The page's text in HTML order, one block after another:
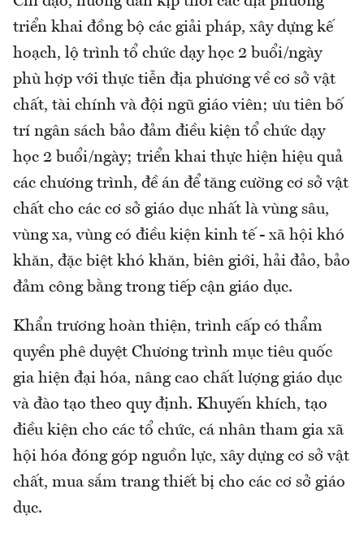
triển khai đồng bộ các giải pháp, xây dựng kế
hoạch, lộ trình tổ chức dạy học 2 buổi/ngày
phù hợp với thực tiễn địa phương về cơ sở vật
chất, tài chính và đội ngũ giáo viên; ưu tiên bố
trí ngân sách bảo đảm điều kiện tổ chức dạy
học 2 buổi/ngày; triển khai thực hiện hiệu quả
các chương trình, đề án để tăng cường cơ sở vật
chất cho các cơ sở giáo dục nhất là vùng sâu,
vùng xa, vùng có điều kiện kinh tế - xã hội khó
khăn, đặc biệt khó khăn, biên giới, hải đảo, bảo
đảm công bằng trong tiếp cận giáo dục.
Khẩn trương hoàn thiện, trình cấp có thẩm
quyền phê duyệt Chương trình mục tiêu quốc
gia hiện đại hóa, nâng cao chất lượng giáo dục
và đào tạo theo quy định. Khuyến khích, tạo
điều kiện cho các tổ chức, cá nhân tham gia xã
hội hóa đóng góp nguồn lực, xây dựng cơ sở vật
chất, mua sắm trang thiết bị cho các cơ sở giáo
dục.